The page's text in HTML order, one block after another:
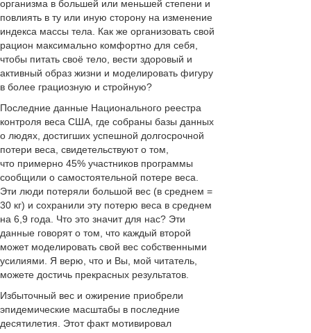
организма в большей или меньшей степени и
повлиять в ту или иную сторону на изменение
индекса массы тела. Как же организовать свой
рацион максимально комфортно для себя,
чтобы питать своё тело, вести здоровый и
активный образ жизни и моделировать фигуру
в более грациозную и стройную?
Последние данные Национального реестра
контроля веса США, где собраны базы данных
о людях, достигших успешной долгосрочной
потери веса, свидетельствуют о том,
что примерно 45% участников программы
сообщили о самостоятельной потере веса.
Эти люди потеряли большой вес (в среднем =
30 кг) и сохранили эту потерю веса в среднем
на 6,9 года. Что это значит для нас? Эти
данные говорят о том, что каждый второй
может моделировать свой вес собственными
усилиями. Я верю, что и Вы, мой читатель,
можете достичь прекрасных результатов.
Избыточный вес и ожирение приобрели
эпидемические масштабы в последние
десятилетия. Этот факт мотивировал